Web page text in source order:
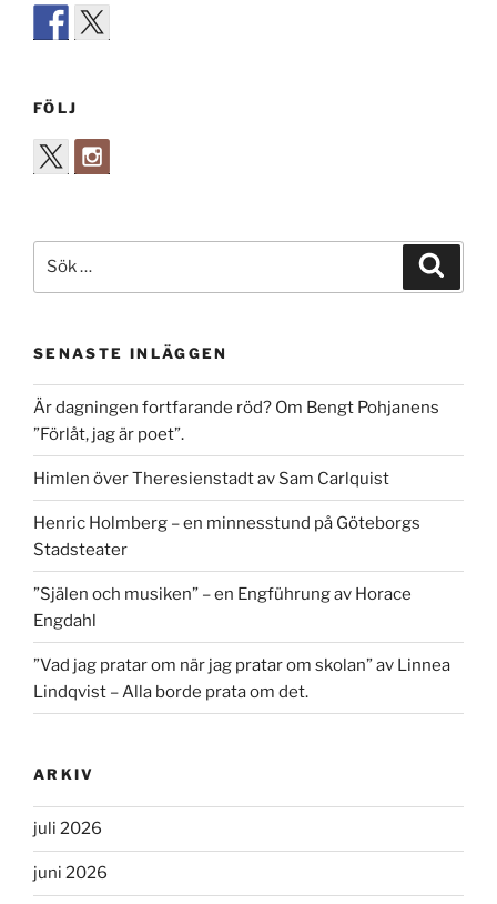
FÖLJ
efter:
SENASTE INLÄGGEN
Är dagningen fortfarande röd? Om Bengt Pohjanens
”Förlåt, jag är poet”.
Himlen över Theresienstadt av Sam Carlquist
Henric Holmberg – en minnesstund på Göteborgs
Stadsteater
”Själen och musiken” – en Engführung av Horace
Engdahl
”Vad jag pratar om när jag pratar om skolan” av Linnea
Lindqvist – Alla borde prata om det.
ARKIV
juli 2026
juni 2026